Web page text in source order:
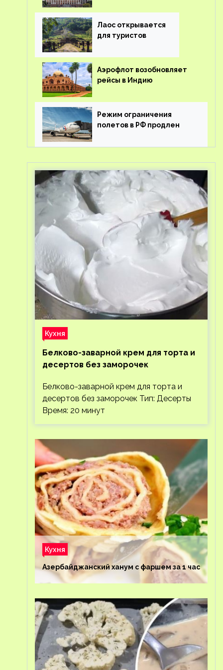
на вывоз россиян из-за
рубежа
Лаос открывается
для туристов
Аэрофлот возобновляет
рейсы в Индию
Режим ограничения
полетов в РФ продлен
Кухня
Белково-заварной крем для торта и
десертов без заморочек
Белково-заварной крем для торта и
десертов без заморочек Тип: Десерты
Время: 20 минут
Кухня
Азербайджанский ханум с фаршем за 1 час